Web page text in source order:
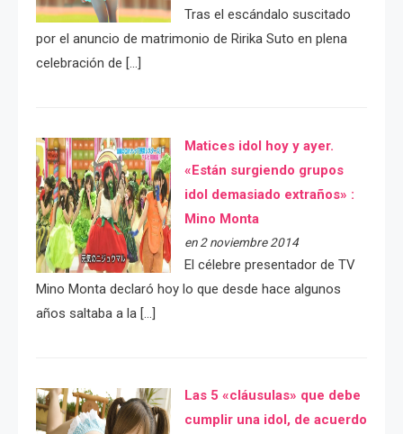
Tras el escándalo suscitado
por el anuncio de matrimonio de Ririka Suto en plena
celebración de […]
Matices idol hoy y ayer.
«Están surgiendo grupos
idol demasiado extraños» :
Mino Monta
en 2 noviembre 2014
El célebre presentador de TV
Mino Monta declaró hoy lo que desde hace algunos
años saltaba a la […]
Las 5 «cláusulas» que debe
cumplir una idol, de acuerdo